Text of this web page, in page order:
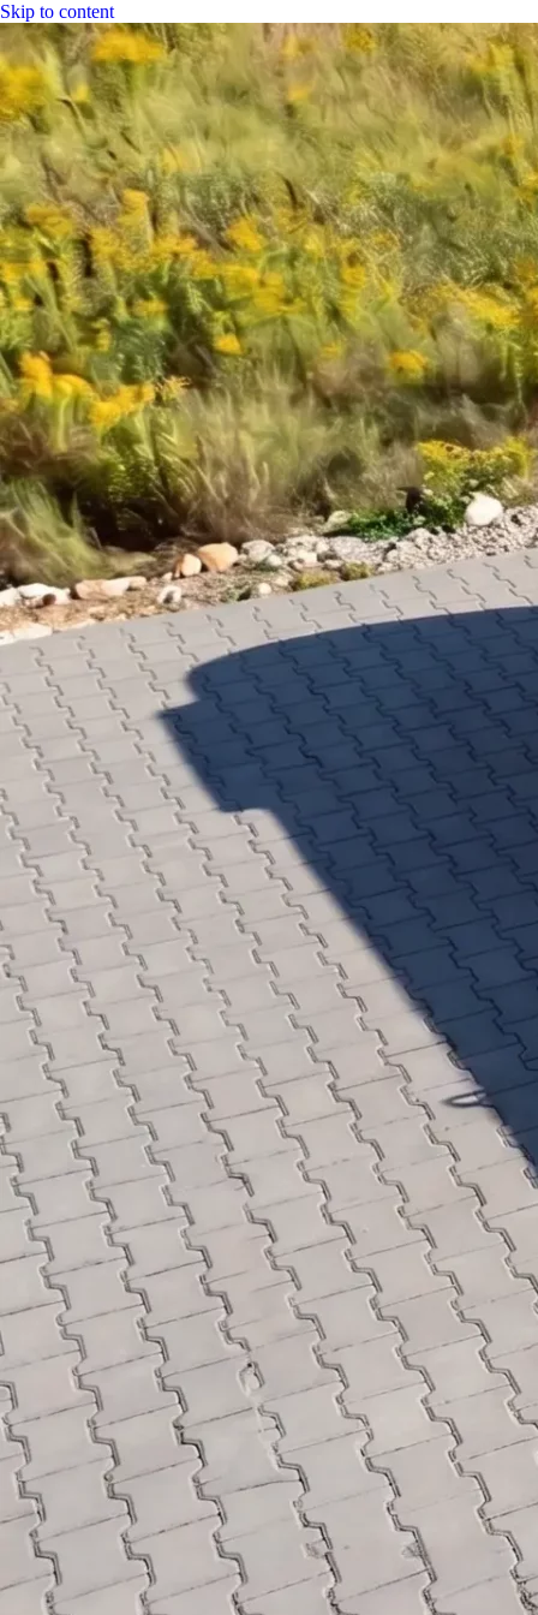
Skip to content
|
CGH Group &#8211; Hersteller von Stahltanks
CGH
Parameter
Industrie
Bitumen
Kraftstoffe
LPG
Wasser
Schaumstoffe
Kontakt
Open main menu